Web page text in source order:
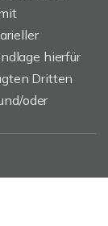
hierfür
Dritten
oder